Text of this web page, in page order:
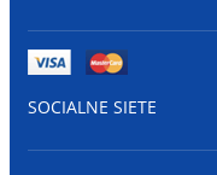
SOCIALNE SIETE